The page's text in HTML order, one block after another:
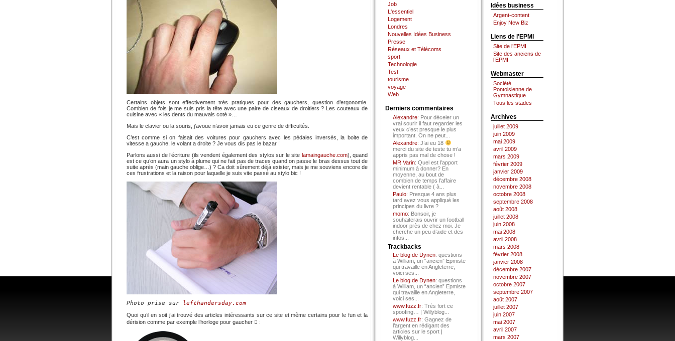
Certains objets sont effectivement très pratiques pour des gauchers, question d’ergonomie.
Combien de fois je me suis pris la tête avec une paire de ciseaux de droitiers ? Les couteaux de
cuisine avec « les dents du mauvais coté »…
Mais le clavier ou la souris, j’avoue n’avoir jamais eu ce genre de difficultés.
C’est comme si on faisait des voitures pour gauchers avec les pédales inversés, la boite de
vitesse a gauche, le volant a droite ? Je vous dis pas le bazar !
Parlons aussi de l’écriture (ils vendent également des stylos sur le site lamaingauche.com), quand
est ce qu’on aura un stylo à plume qui ne fait pas de traces quand on passe le bras dessus tout de
suite après (main gauche oblige…) ? Ca doit sûrement déjà exister, mais je me souviens encore de
ces frustrations et la raison pour laquelle je suis vite passé au stylo bic !
Photo prise sur lefthandersday.com
Quoi qu’il en soit j’ai trouvé des articles intéressants sur ce site et même certains pour le fun et la
dérision comme par exemple l’horloge pour gaucher  :
Job
L'essentiel
Logement
Londres
Nouvelles Idées Business
Presse
Réseaux et Télécoms
sport
Technologie
Test
tourisme
voyage
Web
Derniers commentaires
Alexandre: Pour déceler un
vrai sourir il faut regarder les
yeux c’est presque le plus
important. On ne peut...
Alexandre: J’ai eu 18
merci du site de teste tu m’a
appris pas mal de chose !
MR Varin: Quel est l’apport
minimum à donner? En
moyenne, au bout de
combien de temps l’affaire
devient rentable ( à...
Paulo: Presque 4 ans plus
tard avez vous appliqué les
principes du livre ?
momo: Bonsoir, je
souhaiterais ouvrir un football
indoor près de chez moi. Je
cherche un peu d’aide et des
infos...
Trackbacks
Le blog de Dynen: questions
à William, un “ancien” Epmiste
qui travaille en Angleterre,
voici ses...
Le blog de Dynen: questions
à William, un “ancien” Epmiste
qui travaille en Angleterre,
voici ses...
www.fuzz.fr: Très fort ce
spoofing… | Willyblog...
www.fuzz.fr: Gagnez de
l’argent en rédigant des
articles sur le sport |
Willyblog...
Idées business
Argent-content
Enjoy New Biz
Liens de l'EPMI
Site de l’EPMI
Site des anciens de
l’EPMI
Webmaster
Société
Pontoisienne de
Gymnastique
Tous les stades
Archives
juillet 2009
juin 2009
mai 2009
avril 2009
mars 2009
février 2009
janvier 2009
décembre 2008
novembre 2008
octobre 2008
septembre 2008
août 2008
juillet 2008
juin 2008
mai 2008
avril 2008
mars 2008
février 2008
janvier 2008
décembre 2007
novembre 2007
octobre 2007
septembre 2007
août 2007
juillet 2007
juin 2007
mai 2007
avril 2007
mars 2007